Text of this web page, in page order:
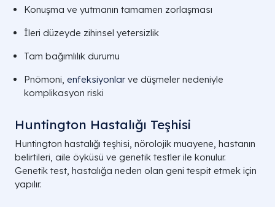
Konuşma ve yutmanın tamamen zorlaşması
İleri düzeyde zihinsel yetersizlik
Tam bağımlılık durumu
Pnömoni, enfeksiyonlarve düşmeler nedeniyle
komplikasyon riski
Huntington Hastalığı Teşhisi
Huntington hastalığı teşhisi, nörolojik muayene, hastanın
belirtileri, aile öyküsü ve genetik testler ile konulur.
Genetik test, hastalığa neden olan geni tespit etmek için
yapılır.